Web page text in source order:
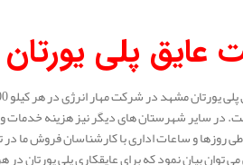
عایق پلی
در سایر شهرستان های دیگر نیز هزینه خدمات
روزها و ساعات اداری با کارشناسان فروش ما در